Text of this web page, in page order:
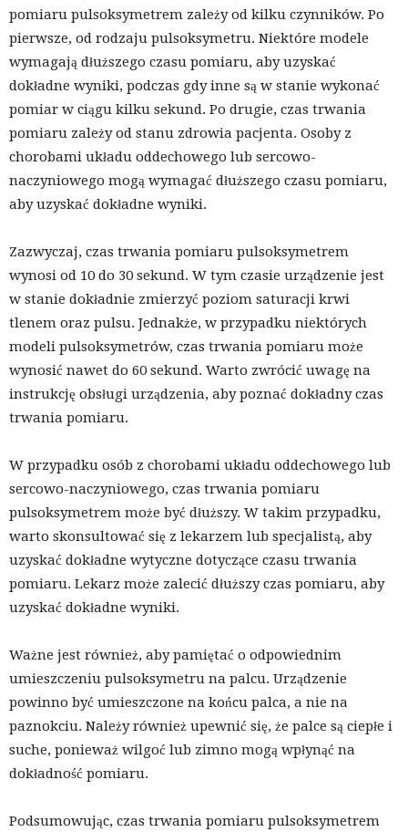
pomiaru pulsoksymetrem zależy od kilku czynników. Po
pierwsze, od rodzaju pulsoksymetru. Niektóre modele
wymagają dłuższego czasu pomiaru, aby uzyskać
dokładne wyniki, podczas gdy inne są w stanie wykonać
pomiar w ciągu kilku sekund. Po drugie, czas trwania
pomiaru zależy od stanu zdrowia pacjenta. Osoby z
chorobami układu oddechowego lub sercowo-
naczyniowego mogą wymagać dłuższego czasu pomiaru,
aby uzyskać dokładne wyniki.
Zazwyczaj, czas trwania pomiaru pulsoksymetrem
wynosi od 10 do 30 sekund. W tym czasie urządzenie jest
w stanie dokładnie zmierzyć poziom saturacji krwi
tlenem oraz pulsu. Jednakże, w przypadku niektórych
modeli pulsoksymetrów, czas trwania pomiaru może
wynosić nawet do 60 sekund. Warto zwrócić uwagę na
instrukcję obsługi urządzenia, aby poznać dokładny czas
trwania pomiaru.
W przypadku osób z chorobami układu oddechowego lub
sercowo-naczyniowego, czas trwania pomiaru
pulsoksymetrem może być dłuższy. W takim przypadku,
warto skonsultować się z lekarzem lub specjalistą, aby
uzyskać dokładne wytyczne dotyczące czasu trwania
pomiaru. Lekarz może zalecić dłuższy czas pomiaru, aby
uzyskać dokładne wyniki.
Ważne jest również, aby pamiętać o odpowiednim
umieszczeniu pulsoksymetru na palcu. Urządzenie
powinno być umieszczone na końcu palca, a nie na
paznokciu. Należy również upewnić się, że palce są ciepłe i
suche, ponieważ wilgoć lub zimno mogą wpłynąć na
dokładność pomiaru.
Podsumowując, czas trwania pomiaru pulsoksymetrem